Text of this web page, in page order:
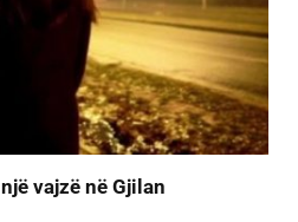
vajzë në Gjilan